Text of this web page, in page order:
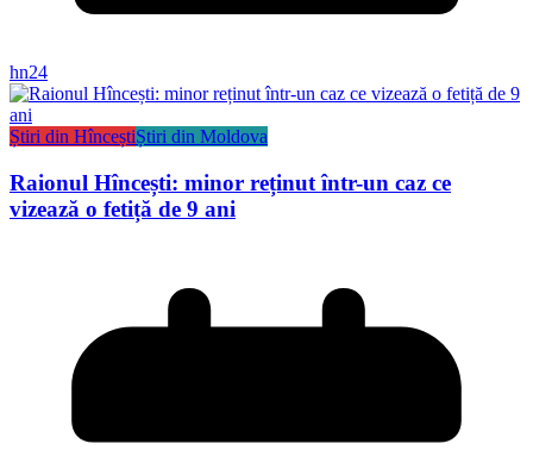
hn24
Știri din HînceștiȘtiri din Moldova
Raionul Hîncești: minor reținut într-un caz ce
vizează o fetiță de 9 ani